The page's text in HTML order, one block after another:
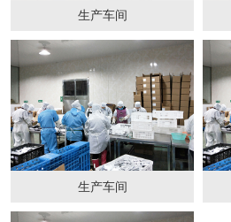
生产车间
生产车间